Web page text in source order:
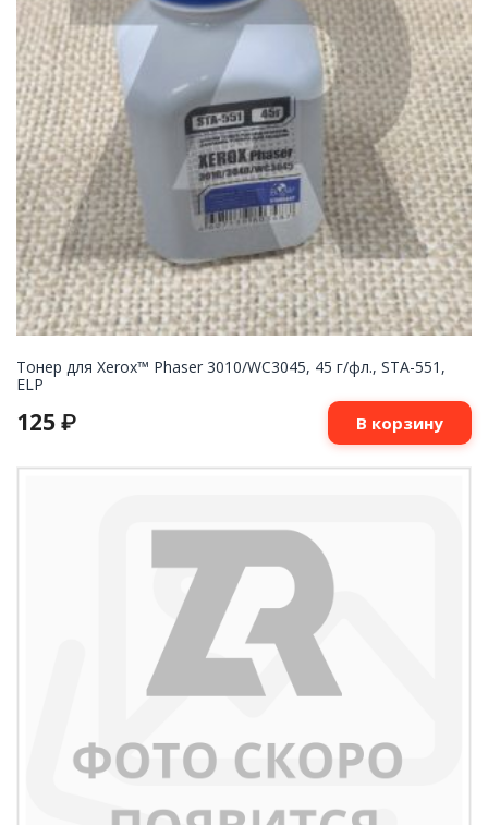
Тонер для Xerox™ Phaser 3010/WC3045, 45 г/фл., STA-551,
ELP
125 ₽ В корзину